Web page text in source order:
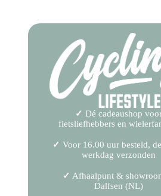
✓ Dé cadeaushop
fietsliefhebbers en
✓ Voor 16.00 uur besteld,
werkdag verzonden
✓ Afhaalpunt &
Dalfsen (NL)